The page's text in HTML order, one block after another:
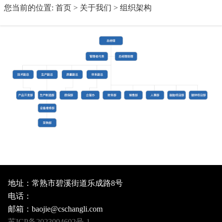
您当前的位置: 首页> 关于我们 > 组织架构
地址：常熟市碧溪街道乐成路8号
电话：
邮箱：baojie@cschangli.com